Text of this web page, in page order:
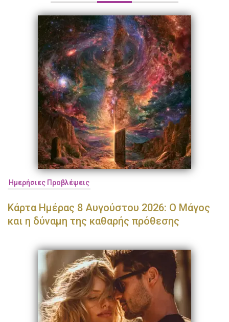
Ημερήσιες Προβλέψεις
Κάρτα Ημέρας 8 Αυγούστου 2026: Ο Μάγος
και η δύναμη της καθαρής πρόθεσης